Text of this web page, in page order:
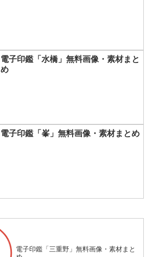
電子印鑑「水橋」無料画像・素材まと
め
電子印鑑「峯」無料画像・素材まとめ
電子印鑑「三重野」無料画像・素材まと